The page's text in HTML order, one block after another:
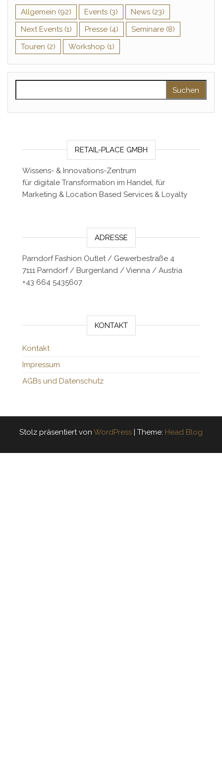
Allgemein (92) Events (3) News (23)
Next Events (1) Presse (4) Seminare (8)
Touren (2) Workshop (1)
RETAIL-PLACE GMBH
Wissens- & Innovations-Zentrum
für digitale Transformation im Handel, für
Marketing & Location Based Services & Loyalty
ADRESSE
Parndorf Fashion Outlet / Gewerbestraße 4
7111 Parndorf / Burgenland / Vienna / Austria
+43 664 5435607
KONTAKT
Kontakt
Impressum
AGBs und Datenschutz
Stolz präsentiert von WordPress | Theme: Head Blog